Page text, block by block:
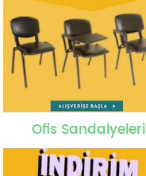
Ofis Sandalyeleri